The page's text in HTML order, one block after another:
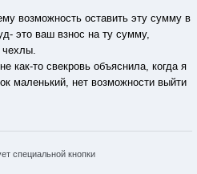
возможность оставить эту сумму в
это ваш взнос на ту сумму,
чехлы.
как-то свекровь объяснила, когда я
маленький, нет возможности выйти
специальной кнопки